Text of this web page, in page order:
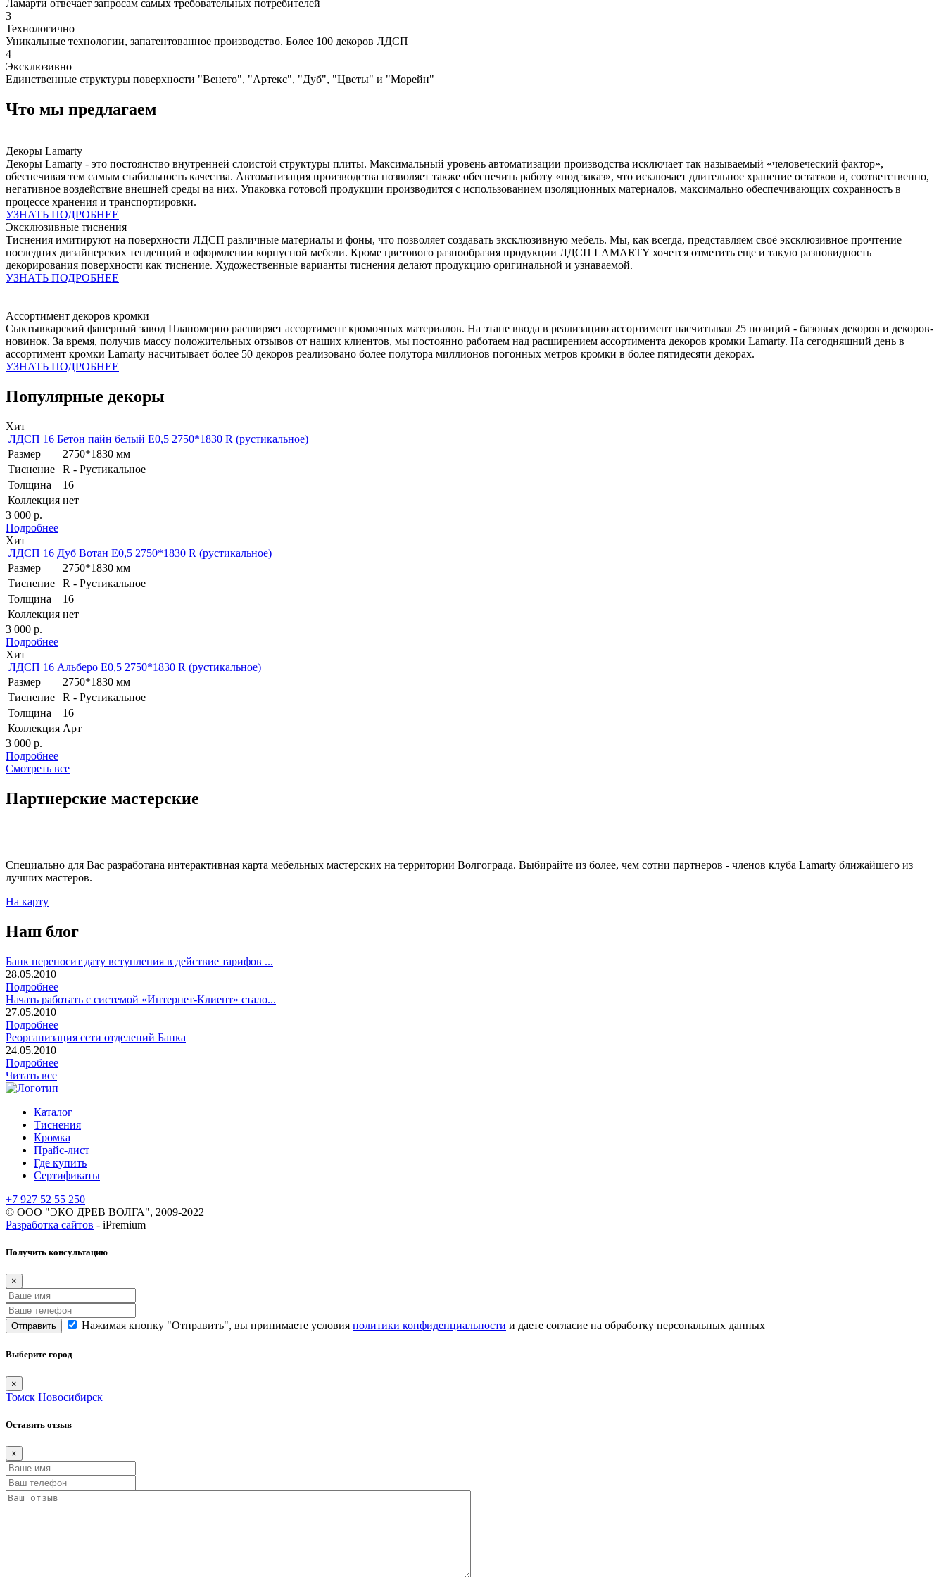
Ламарти отвечает запросам самых требовательных потребителей
3
Технологично
Уникальные технологии, запатентованное производство. Более 100 декоров ЛДСП
4
Эксклюзивно
Единственные структуры поверхности "Венето", "Артекс", "Дуб", "Цветы" и "Морейн"
Что мы предлагаем
Декоры Lamarty
Декоры Lamarty - это постоянство внутренней слоистой структуры плиты. Максимальный уровень автоматизации производства исключает так называемый «человеческий фактор»,
обеспечивая тем самым стабильность качества. Автоматизация производства позволяет также обеспечить работу «под заказ», что исключает длительное хранение остатков и, соответственно,
негативное воздействие внешней среды на них. Упаковка готовой продукции производится с использованием изоляционных материалов, максимально обеспечивающих сохранность в
процессе хранения и транспортировки.
УЗНАТЬ ПОДРОБНЕЕ
Эксклюзивные тиснения
Тиснения имитируют на поверхности ЛДСП различные материалы и фоны, что позволяет создавать эксклюзивную мебель. Мы, как всегда, представляем своё эксклюзивное прочтение
последних дизайнерских тенденций в оформлении корпусной мебели. Кроме цветового разнообразия продукции ЛДСП LAMARTY хочется отметить еще и такую разновидность
декорирования поверхности как тиснение. Художественные варианты тиснения делают продукцию оригинальной и узнаваемой.
УЗНАТЬ ПОДРОБНЕЕ
Ассортимент декоров кромки
Сыктывкарский фанерный завод Планомерно расширяет ассортимент кромочных материалов. На этапе ввода в реализацию ассортимент насчитывал 25 позиций - базовых декоров и декоров-
новинок. За время, получив массу положительных отзывов от наших клиентов, мы постоянно работаем над расширением ассортимента декоров кромки Lamarty. На сегодняшний день в
ассортимент кромки Lamarty насчитывает более 50 декоров реализовано более полутора миллионов погонных метров кромки в более пятидесяти декорах.
УЗНАТЬ ПОДРОБНЕЕ
Популярные декоры
Хит
ЛДСП 16 Бетон пайн белый Е0,5 2750*1830 R (рустикальное)
Размер
2750*1830 мм
Тиснение
R - Рустикальное
Толщина
16
Коллекция нет
3 000 р.
Подробнее
Хит
ЛДСП 16 Дуб Вотан Е0,5 2750*1830 R (рустикальное)
Размер
2750*1830 мм
Тиснение
R - Рустикальное
Толщина
16
Коллекция нет
3 000 р.
Подробнее
Хит
ЛДСП 16 Альберо Е0,5 2750*1830 R (рустикальное)
Размер
2750*1830 мм
Тиснение
R - Рустикальное
Толщина
16
Коллекция Арт
3 000 р.
Подробнее
Смотреть все
Партнерские мастерские
Специально для Вас разработана интерактивная карта мебельных мастерских на территории Волгограда. Выбирайте из более, чем сотни партнеров - членов клуба Lamarty ближайшего из
лучших мастеров.
На карту
Наш блог
Банк переносит дату вступления в действие тарифов ...
28.05.2010
Подробнее
Начать работать с системой «Интернет-Клиент» стало...
27.05.2010
Подробнее
Реорганизация сети отделений Банка
24.05.2010
Подробнее
Читать все
Каталог
Тиснения
Кромка
Прайс-лист
Где купить
Сертификаты
+7 927 52 55 250
© ООО "ЭКО ДРЕВ ВОЛГА", 2009-2022
Разработка сайтов - iPremium
Получить консультацию
×
Отправить Нажимая кнопку "Отправить", вы принимаете условия политики конфиденциальности и даете согласие на обработку персональных данных
Выберите город
×
Томск Новосибирск
Оставить отзыв
×